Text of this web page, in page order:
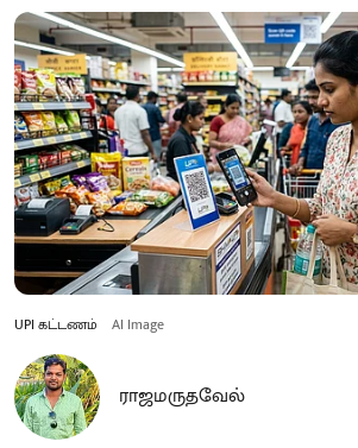
UPI கட்டணம் AI Image
ராஜமருதவேல்